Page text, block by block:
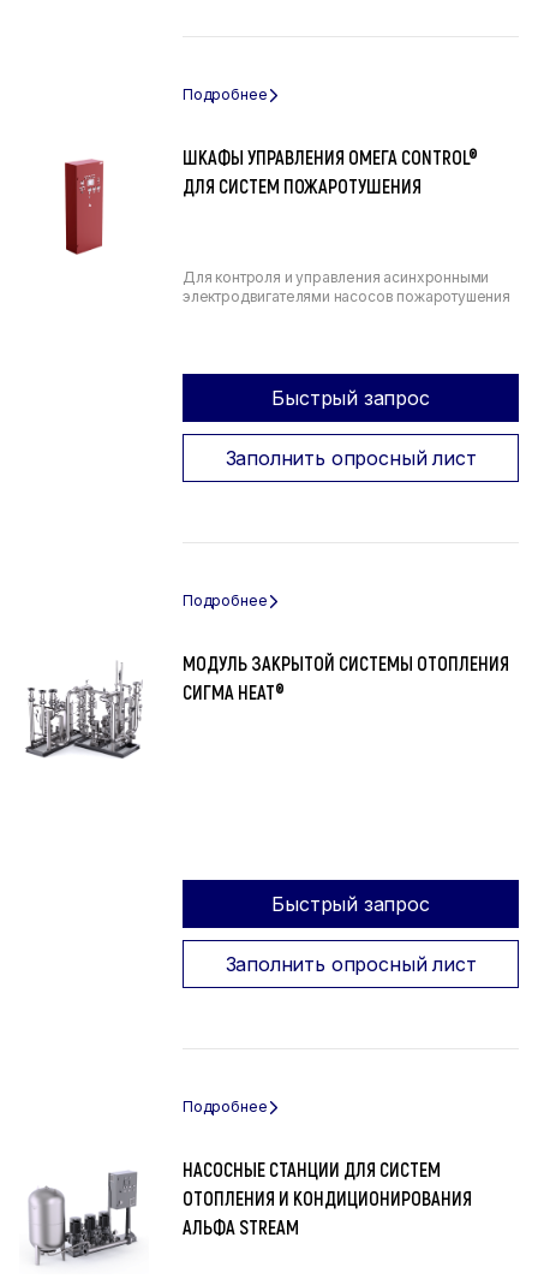
ШКАФЫ УПРАВЛЕНИЯ ОМЕГА CONTROL®
ДЛЯ СИСТЕМ ПОЖАРОТУШЕНИЯ
Для контроля и управления асинхронными
электродвигателями насосов пожаротушения
Быстрый запрос
Заполнить опросный лист
МОДУЛЬ ЗАКРЫТОЙ СИСТЕМЫ ОТОПЛЕНИЯ
СИГМА HEAT®
Быстрый запрос
Заполнить опросный лист
НАСОСНЫЕ СТАНЦИИ ДЛЯ СИСТЕМ
ОТОПЛЕНИЯ И КОНДИЦИОНИРОВАНИЯ
АЛЬФА STREAM